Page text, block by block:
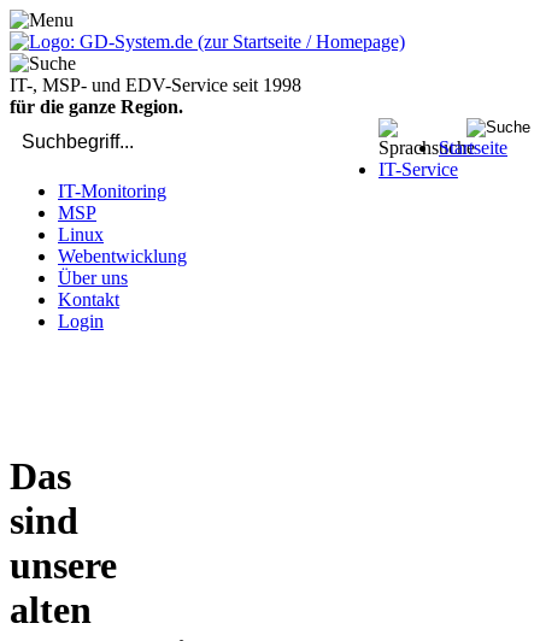
IT-, MSP- und EDV-Service seit 1998
für die ganze Region.
Startseite
IT-Service
IT-Monitoring
MSP
Linux
Webentwicklung
Über uns
Kontakt
Login
Das
sind
unsere
alten